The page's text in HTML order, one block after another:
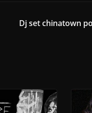
Dj set chinatown